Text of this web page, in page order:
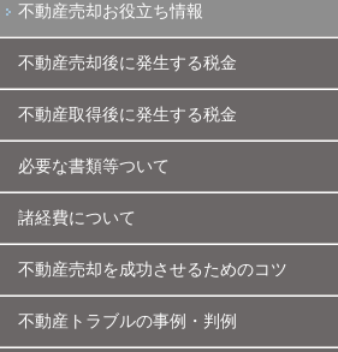
不動産売却お役立ち情報
不動産売却後に発生する税金
不動産取得後に発生する税金
必要な書類等ついて
諸経費について
不動産売却を成功させるためのコツ
不動産トラブルの事例・判例